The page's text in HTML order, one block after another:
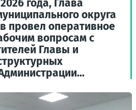
года, Глава
округа
провел оперативное
вопросам с
Главы и